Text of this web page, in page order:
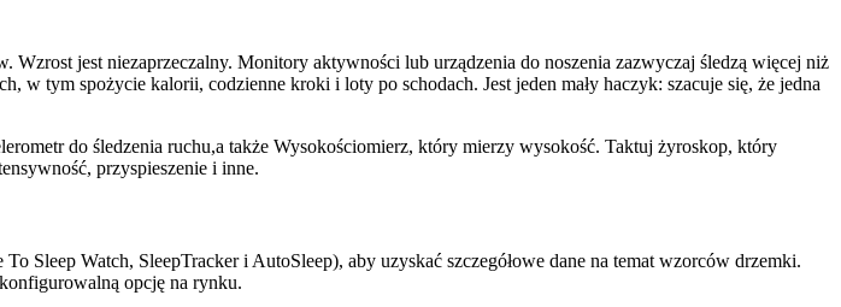
jest niezaprzeczalny. Monitory aktywności lub urządzenia do noszenia zazwyczaj śledzą więcej niż
tym spożycie kalorii, codzienne kroki i loty po schodach. Jest jeden mały haczyk: szacuje się, że jedna
do śledzenia ruchu,a także Wysokościomierz, który mierzy wysokość. Taktuj żyroskop, który
przyspieszenie i inne.
Sleep Watch, SleepTracker i AutoSleep), aby uzyskać szczegółowe dane na temat wzorców drzemki.
opcję na rynku.